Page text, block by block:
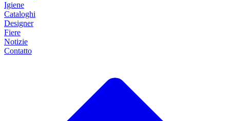
Igiene
Cataloghi
Designer
Fiere
Notizie
Contatto